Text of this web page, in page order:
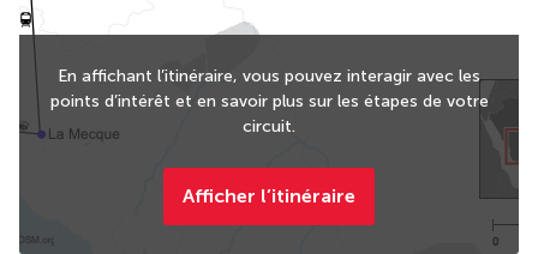
En affichant l’itinéraire, vous pouvez interagir avec les
points d’intérêt et en savoir plus sur les étapes de votre
circuit.
Afficher l’itinéraire